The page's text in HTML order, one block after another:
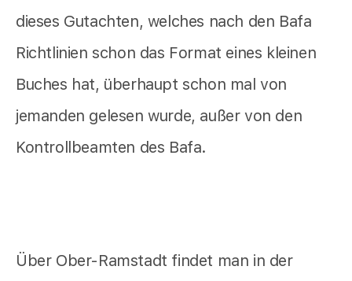
dieses Gutachten, welches nach den Bafa
Richtlinien schon das Format eines kleinen
Buches hat, überhaupt schon mal von
jemanden gelesen wurde, außer von den
Kontrollbeamten des Bafa.
Über Ober-Ramstadt findet man in der